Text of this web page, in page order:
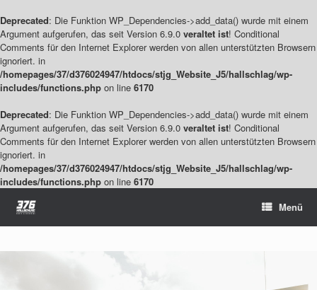
Deprecated: Die Funktion WP_Dependencies->add_data() wurde mit einem
Argument aufgerufen, das seit Version 6.9.0 veraltet ist! Conditional
Comments für den Internet Explorer werden von allen unterstützten Browsern
ignoriert. in
/homepages/37/d376024947/htdocs/stjg_Website_J5/hallschlag/wp-
includes/functions.php on line 6170
Deprecated: Die Funktion WP_Dependencies->add_data() wurde mit einem
Argument aufgerufen, das seit Version 6.9.0 veraltet ist! Conditional
Comments für den Internet Explorer werden von allen unterstützten Browsern
ignoriert. in
/homepages/37/d376024947/htdocs/stjg_Website_J5/hallschlag/wp-
includes/functions.php on line 6170
Inhalt
Menü